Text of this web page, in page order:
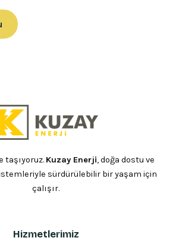
taşıyoruz. Kuzay Enerji, doğa dostu ve
sürdürülebilir bir yaşam için
çalışır.
Hizmetlerimiz